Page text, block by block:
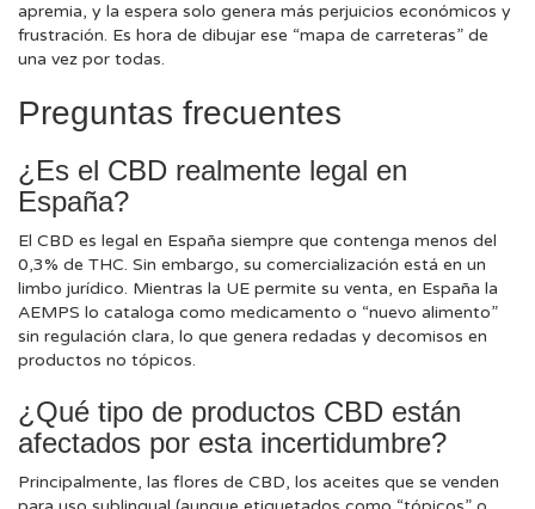
apremia, y la espera solo genera más perjuicios económicos y
frustración. Es hora de dibujar ese “mapa de carreteras” de
una vez por todas.
Preguntas frecuentes
¿Es el CBD realmente legal en
España?
El CBD es legal en España siempre que contenga menos del
0,3% de THC. Sin embargo, su comercialización está en un
limbo jurídico. Mientras la UE permite su venta, en España la
AEMPS lo cataloga como medicamento o “nuevo alimento”
sin regulación clara, lo que genera redadas y decomisos en
productos no tópicos.
¿Qué tipo de productos CBD están
afectados por esta incertidumbre?
Principalmente, las flores de CBD, los aceites que se venden